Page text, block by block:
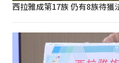
西拉雅成第17族 仍有8族待獲